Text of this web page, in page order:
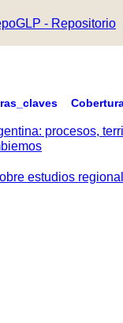
- Repositorio
procesos,
estudios